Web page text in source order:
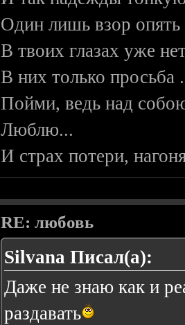
Один лишь взор
В твоих глазах уже
В них только
Пойми, ведь над
Люблю...
И страх потери,
RE: любовь
Silvana Писал(а):
Даже не знаю как и
раздавать